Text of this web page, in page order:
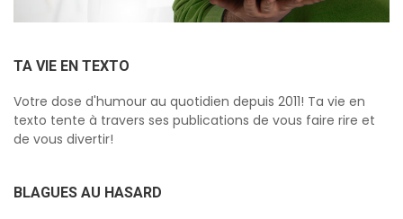
TA VIE EN TEXTO
Votre dose d'humour au quotidien depuis 2011! Ta vie en
texto tente à travers ses publications de vous faire rire et
de vous divertir!
BLAGUES AU HASARD